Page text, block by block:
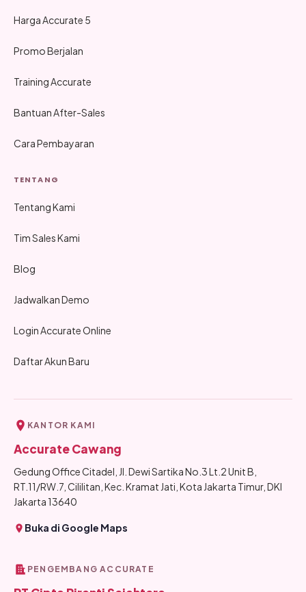
Harga Accurate 5
Promo Berjalan
Training Accurate
Bantuan After-Sales
Cara Pembayaran
TENTANG
Tentang Kami
Tim Sales Kami
Blog
Jadwalkan Demo
Login Accurate Online
Daftar Akun Baru
KANTOR KAMI
Accurate Cawang
Gedung Office Citadel, Jl. Dewi Sartika No.3 Lt.2 Unit B,
RT.11/RW.7, Cililitan, Kec. Kramat Jati, Kota Jakarta Timur, DKI
Jakarta 13640
Buka di Google Maps
PENGEMBANG ACCURATE